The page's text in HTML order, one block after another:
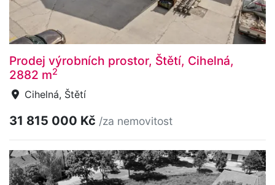
Prodej výrobních prostor, Štětí, Cihelná,
2882 m2
Cihelná, Štětí
31 815 000 Kč /za nemovitost